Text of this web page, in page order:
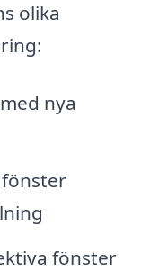
olika
nya
fönster